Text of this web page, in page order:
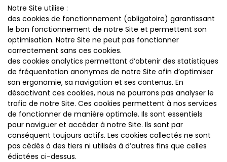
Notre Site utilise :
des cookies de fonctionnement (obligatoire) garantissant
le bon fonctionnement de notre Site et permettent son
optimisation. Notre Site ne peut pas fonctionner
correctement sans ces cookies.
des cookies analytics permettant d’obtenir des statistiques
de fréquentation anonymes de notre Site afin d’optimiser
son ergonomie, sa navigation et ses contenus. En
désactivant ces cookies, nous ne pourrons pas analyser le
trafic de notre Site. Ces cookies permettent à nos services
de fonctionner de manière optimale. Ils sont essentiels
pour naviguer et accéder à notre Site. Ils sont par
conséquent toujours actifs. Les cookies collectés ne sont
pas cédés à des tiers ni utilisés à d’autres fins que celles
édictées ci-dessus.